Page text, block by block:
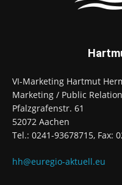
VI-Marketing Hartmut
Marketing / Public
Pfalzgrafenstr. 61
52072 Aachen
Tel.: 0241-93678715, Fax:
hh@euregio-aktuell.eu